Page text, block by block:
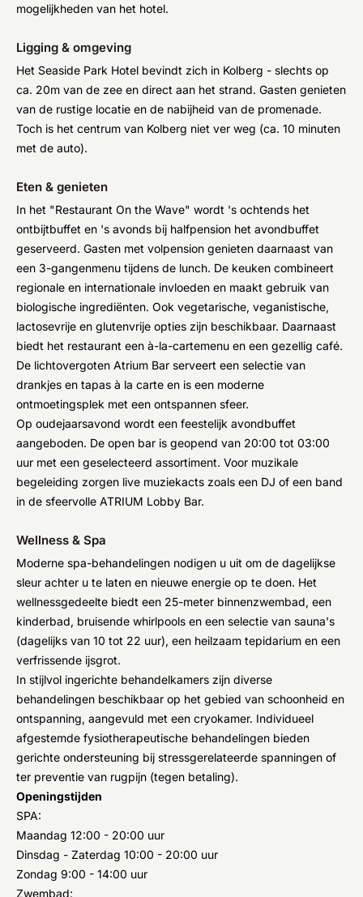
mogelijkheden van het hotel.
Ligging & omgeving
Het Seaside Park Hotel bevindt zich in Kolberg - slechts op
ca. 20m van de zee en direct aan het strand. Gasten genieten
van de rustige locatie en de nabijheid van de promenade.
Toch is het centrum van Kolberg niet ver weg (ca. 10 minuten
met de auto).
Eten & genieten
In het "Restaurant On the Wave" wordt 's ochtends het
ontbijtbuffet en 's avonds bij halfpension het avondbuffet
geserveerd. Gasten met volpension genieten daarnaast van
een 3-gangenmenu tijdens de lunch. De keuken combineert
regionale en internationale invloeden en maakt gebruik van
biologische ingrediënten. Ook vegetarische, veganistische,
lactosevrije en glutenvrije opties zijn beschikbaar. Daarnaast
biedt het restaurant een à-la-cartemenu en een gezellig café.
De lichtovergoten Atrium Bar serveert een selectie van
drankjes en tapas à la carte en is een moderne
ontmoetingsplek met een ontspannen sfeer.
Op oudejaarsavond wordt een feestelijk avondbuffet
aangeboden. De open bar is geopend van 20:00 tot 03:00
uur met een geselecteerd assortiment. Voor muzikale
begeleiding zorgen live muziekacts zoals een DJ of een band
in de sfeervolle ATRIUM Lobby Bar.
Wellness & Spa
Moderne spa-behandelingen nodigen u uit om de dagelijkse
sleur achter u te laten en nieuwe energie op te doen. Het
wellnessgedeelte biedt een 25-meter binnenzwembad, een
kinderbad, bruisende whirlpools en een selectie van sauna's
(dagelijks van 10 tot 22 uur), een heilzaam tepidarium en een
verfrissende ijsgrot.
In stijlvol ingerichte behandelkamers zijn diverse
behandelingen beschikbaar op het gebied van schoonheid en
ontspanning, aangevuld met een cryokamer. Individueel
afgestemde fysiotherapeutische behandelingen bieden
gerichte ondersteuning bij stressgerelateerde spanningen of
ter preventie van rugpijn (tegen betaling).
Openingstijden
SPA:
Maandag 12:00 - 20:00 uur
Dinsdag - Zaterdag 10:00 - 20:00 uur
Zondag 9:00 - 14:00 uur
Zwembad: